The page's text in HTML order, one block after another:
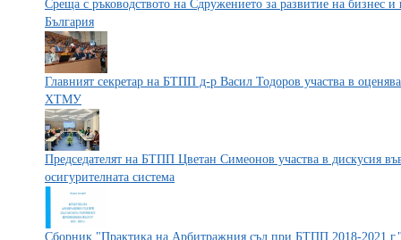
Среща с ръководството на Сдружението за развитие на бизнес
България
Главният секретар на БТПП д-р Васил Тодоров участва в
ХТМУ
Председателят на БТПП Цветан Симеонов участва в дискусия
осигурителната система
Сборник "Практика на Арбитражния съд при БТПП 2018-2021